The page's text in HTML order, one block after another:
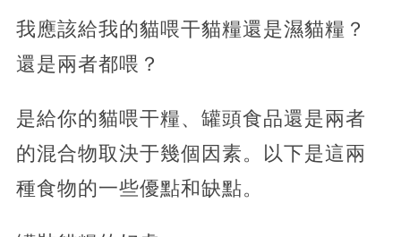
我應該給我的貓喂干貓糧還是濕貓糧？
還是兩者都喂？
是給你的貓喂干糧、罐頭食品還是兩者
的混合物取決于幾個因素。以下是這兩
種食物的一些優點和缺點。